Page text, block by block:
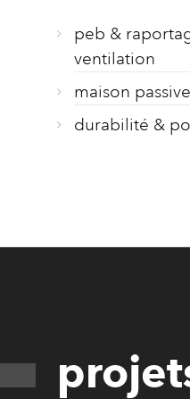
peb &
ventilation
maison
durabilité &